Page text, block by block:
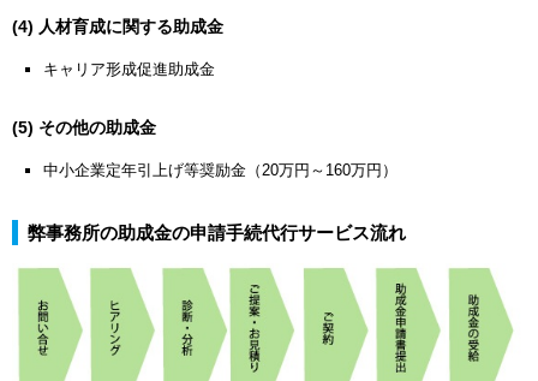
(4) 人材育成に関する助成金
キャリア形成促進助成金
(5) その他の助成金
中小企業定年引上げ等奨励金（20万円～160万円）
弊事務所の助成金の申請手続代行サービス流れ